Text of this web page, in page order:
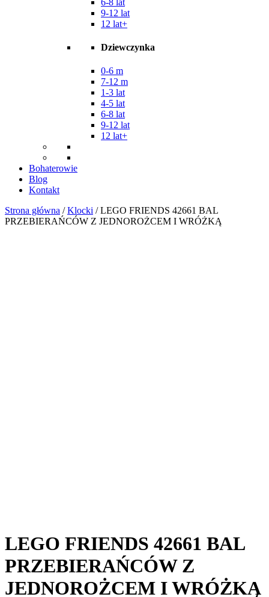
9-12 lat
12 lat+
Dziewczynka
0-6 m
7-12 m
1-3 lat
4-5 lat
6-8 lat
9-12 lat
12 lat+
Bohaterowie
Blog
Kontakt
Strona główna /Klocki / LEGO FRIENDS 42661 BAL
PRZEBIERAŃCÓW Z JEDNOROŻCEM I WRÓŻKĄ
LEGO FRIENDS 42661 BAL
PRZEBIERAŃCÓW Z
JEDNOROŻCEM I WRÓŻKĄ